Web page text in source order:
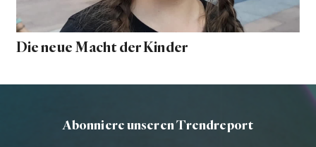
Die neue Macht der Kinder
Abonniere unseren Trendreport